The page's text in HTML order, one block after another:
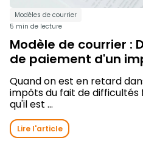
Modèles de courrier
5 min de lecture
Modèle de courrier :
de paiement d'un
Quand on est en retard
impôts du fait de difficultés
qu'il est ...
Lire l'article